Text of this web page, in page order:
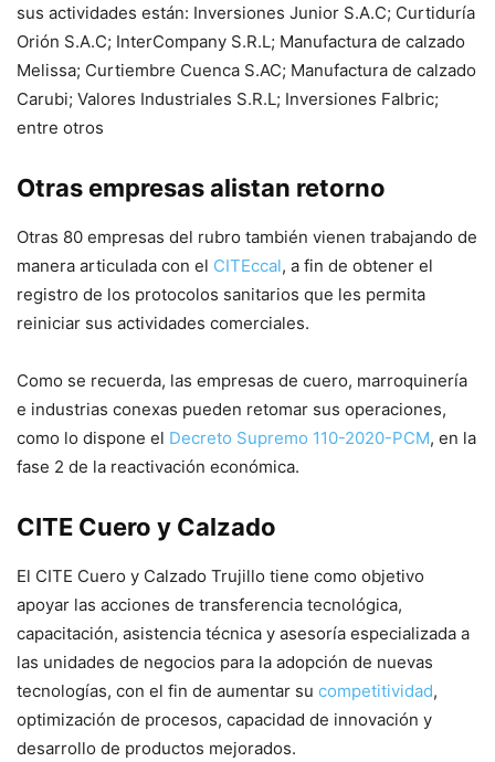
sus actividades están: Inversiones Junior S.A.C; Curtiduría
Orión S.A.C; InterCompany S.R.L; Manufactura de calzado
Melissa; Curtiembre Cuenca S.AC; Manufactura de calzado
Carubi; Valores Industriales S.R.L; Inversiones Falbric;
entre otros
Otras empresas alistan retorno
Otras 80 empresas del rubro también vienen trabajando de
manera articulada con el CITEccal, a fin de obtener el
registro de los protocolos sanitarios que les permita
reiniciar sus actividades comerciales.
Como se recuerda, las empresas de cuero, marroquinería
e industrias conexas pueden retomar sus operaciones,
como lo dispone el Decreto Supremo 110-2020-PCM, en la
fase 2 de la reactivación económica.
CITE Cuero y Calzado
El CITE Cuero y Calzado Trujillo tiene como objetivo
apoyar las acciones de transferencia tecnológica,
capacitación, asistencia técnica y asesoría especializada a
las unidades de negocios para la adopción de nuevas
tecnologías, con el fin de aumentar su competitividad,
optimización de procesos, capacidad de innovación y
desarrollo de productos mejorados.